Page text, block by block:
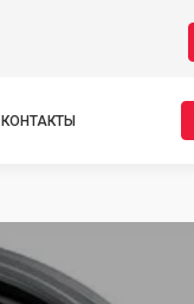
КОНТАКТЫ